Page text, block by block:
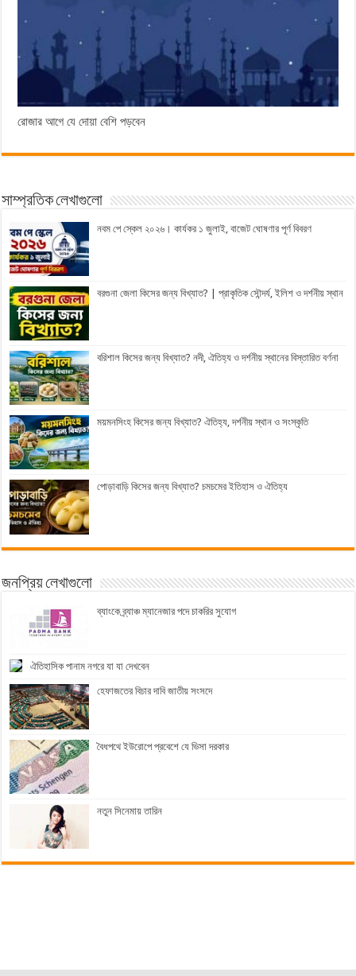
রোজার আগে যে দোয়া বেশি পড়বেন
সাম্প্রতিক লেখাগুলো
নবম পে স্কেল ২০২৬। কার্যকর ১ জুলাই, বাজেট ঘোষণার পূর্ণ বিবরণ
বরগুনা জেলা কিসের জন্য বিখ্যাত? | প্রাকৃতিক সৌন্দর্য, ইলিশ ও দর্শনীয় স্থান
বরিশাল কিসের জন্য বিখ্যাত? নদী, ঐতিহ্য ও দর্শনীয় স্থানের বিস্তারিত বর্ণনা
ময়মনসিংহ কিসের জন্য বিখ্যাত? ঐতিহ্য, দর্শনীয় স্থান ও সংস্কৃতি
পোড়াবাড়ি কিসের জন্য বিখ্যাত? চমচমের ইতিহাস ও ঐতিহ্য
জনপ্রিয় লেখাগুলো
ব্যাংকে ব্র্যাঞ্চ ম্যানেজার পদে চাকরির সুযোগ
ঐতিহাসিক পানাম নগরে যা যা দেখবেন
হেফাজতের বিচার দাবি জাতীয় সংসদে
বৈধপথে ইউরোপে প্রবেশে যে ভিসা দরকার
নতুন সিনেমায় তারিন